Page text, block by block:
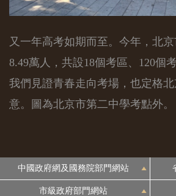
又一年高考如期而至。今年，北
8.49萬人，共設18個考區、120個
我們見證青春走向考場，也定格
意。圖為北京市第二中學考點外。
中國政府網及國務院部門網站
市級政府部門網站